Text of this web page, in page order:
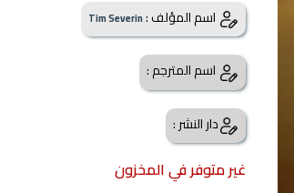
اسم المؤلف :Tim Severin
اسم المترجم :
دار النشر :
غير متوفر في المخزون